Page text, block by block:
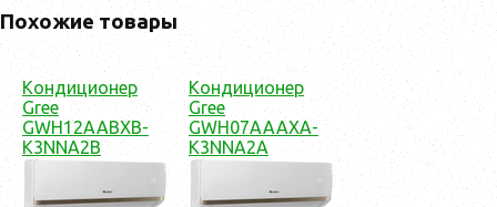
Похожие товары
Кондиционер
Gree
GWH12AABXB-
K3NNA2B
Кондиционер
Gree
GWH07AAAXA-
K3NNA2A